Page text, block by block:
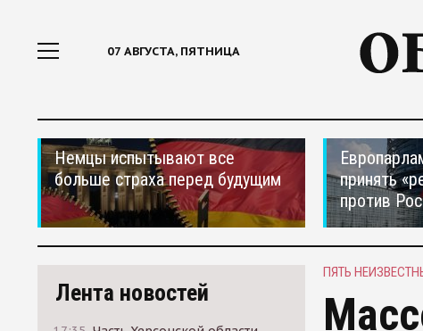
07 АВГУСТА, ПЯТНИЦА
Немцы испытывают все
больше страха перед будущим
принять
против
Лента новостей
ПЯТЬ